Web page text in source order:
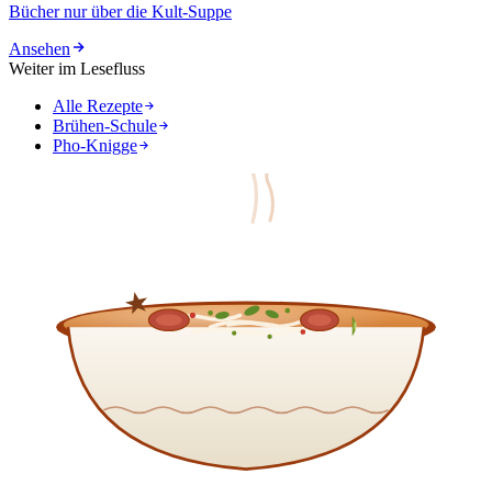
Bücher nur über die Kult-Suppe
Ansehen
Weiter im Lesefluss
Alle Rezepte
Brühen-Schule
Pho-Knigge